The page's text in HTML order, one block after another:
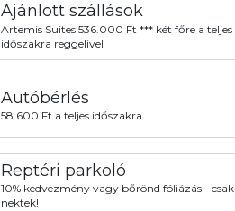
Ajánlott szállások
Artemis Suites 536.000 Ft *** két főre a teljes
időszakra reggelivel
Autóbérlés
58.600 Ft a teljes időszakra
Reptéri parkoló
10% kedvezmény vagy bőrönd fóliázás - csak
nektek!